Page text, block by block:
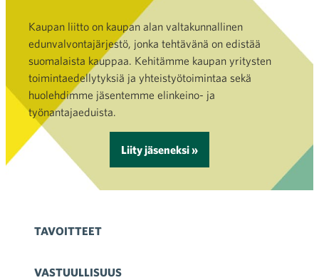
Kaupan liitto on kaupan alan valtakunnallinen
edunvalvontajärjestö, jonka tehtävänä on edistää
suomalaista kauppaa. Kehitämme kaupan yritysten
toimintaedellytyksiä ja yhteistyötoimintaa sekä
huolehdimme jäsentemme elinkeino- ja
työnantajaeduista.
Liity jäseneksi »
TAVOITTEET
VASTUULLISUUS